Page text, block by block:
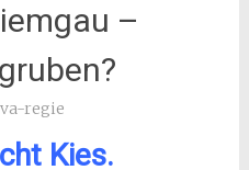
–
regie
Kies.